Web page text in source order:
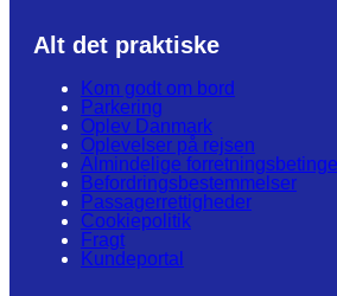
Alt det praktiske
Kom godt om bord
Parkering
Oplev Danmark
Oplevelser på rejsen
Almindelige
Befordringsbestemmelser
Passagerrettigheder
Cookiepolitik
Fragt
Kundeportal